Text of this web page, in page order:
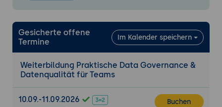
Keine teuren Tools nötig - Excel, SQL oder
bestehende BI-Tools reichen für den Start
Tools & Beispiele, die in der Realität
funktionieren
Wie man mit Bordmitteln Datenqualität
misst
Datenkataloge: Was man braucht, bevor
Gesicherte offene
Termine
Im Kalender speichern
Weiterbildung Praktische Data Governance &
Datenqualität für Teams
10.09.-11.09.2026 Buchen